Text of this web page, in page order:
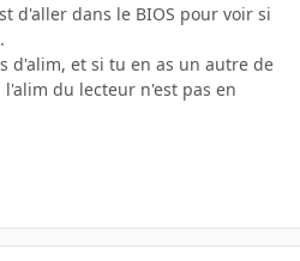
d'aller dans le BIOS pour voir si
d'alim, et si tu en as un autre de
du lecteur n'est pas en